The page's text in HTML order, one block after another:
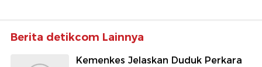
Berita detikcom Lainnya
Kemenkes Jelaskan Duduk Perkara